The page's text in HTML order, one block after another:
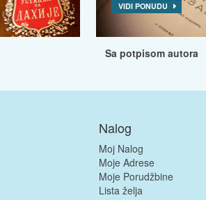
VIDI PONUDU
Sa potpisom autora
Nalog
Moj Nalog
Moje Adrese
Moje Porudžbine
Lista želja